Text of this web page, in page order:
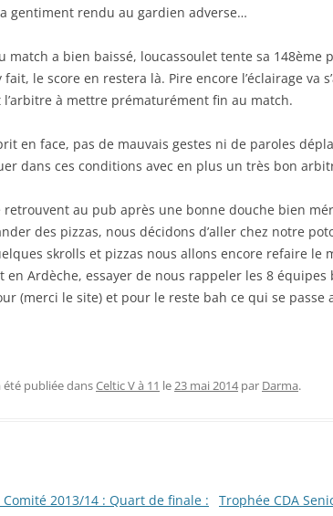
gentiment rendu au gardien adverse…
match a bien baissé, loucassoulet tente sa 148ème
fait, le score en restera là. Pire encore l’éclairage va
à mettre prématurément fin au match.
en face, pas de mauvais gestes ni de paroles
dans ces conditions avec en plus un très bon
retrouvent au pub après une bonne douche bien
des pizzas, nous décidons d’aller chez notre
skrolls et pizzas nous allons encore refaire le
en Ardèche, essayer de nous rappeler les 8
(merci le site) et pour le reste bah ce qui se
publiée dansCeltic V à 11 le23 mai 2014 par Darma.
2013/14 : Quart de finale :
Trophée CDA